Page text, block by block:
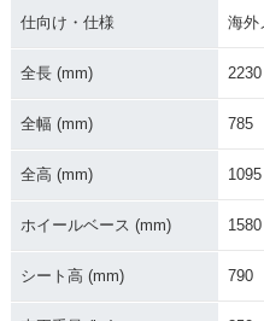
仕向け・仕様 海外
全長 (mm) 2230
全幅 (mm) 785
全高 (mm) 1095
ホイールベース (mm) 1580
シート高 (mm) 790